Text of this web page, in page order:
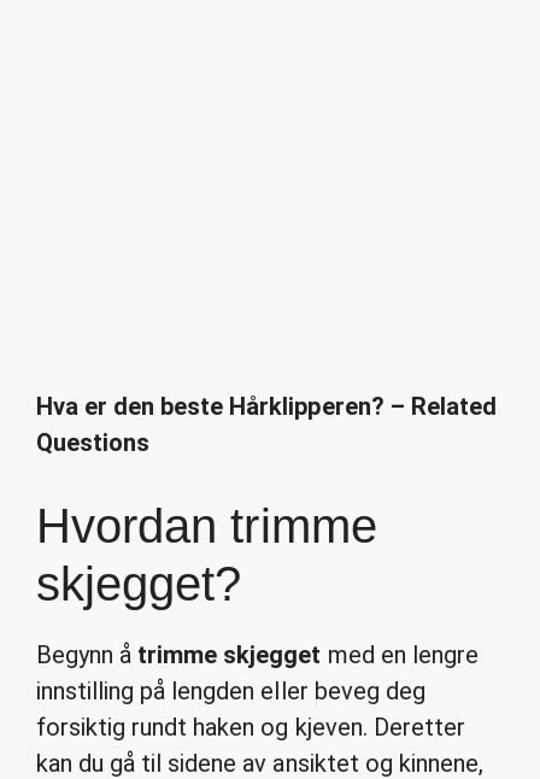
Hva er den beste Hårklipperen? – Related
Questions
Hvordan trimme
skjegget?
Begynn å trimme skjegget med en lengre
innstilling på lengden eller beveg deg
forsiktig rundt haken og kjeven. Deretter
kan du gå til sidene av ansiktet og kinnene,